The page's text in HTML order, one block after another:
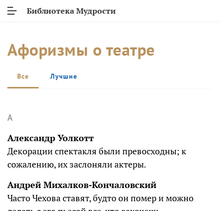
Библиотека Мудрости
Афоризмы о театре
Все Лучшие
А
Александр Уолкотт
Декорации спектакля были превосходны; к
сожалению, их заслоняли актеры.
Андрей Михалков-Кончаловский
Часто Чехова ставят, будто он помер и можно